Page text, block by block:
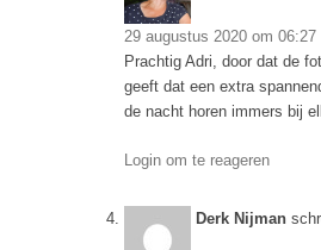
29 augustus 2020 om 06:27
Prachtig Adri, door dat de
geeft dat een extra
de nacht horen immers bij
Login om te reageren
Derk Nijman